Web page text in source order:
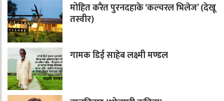
मोहित करैत पुरनदहाके ‘कल्चरल भिलेज’ (देखू
तस्वीर)
गामक डिई साहेब लक्ष्मी मण्डल